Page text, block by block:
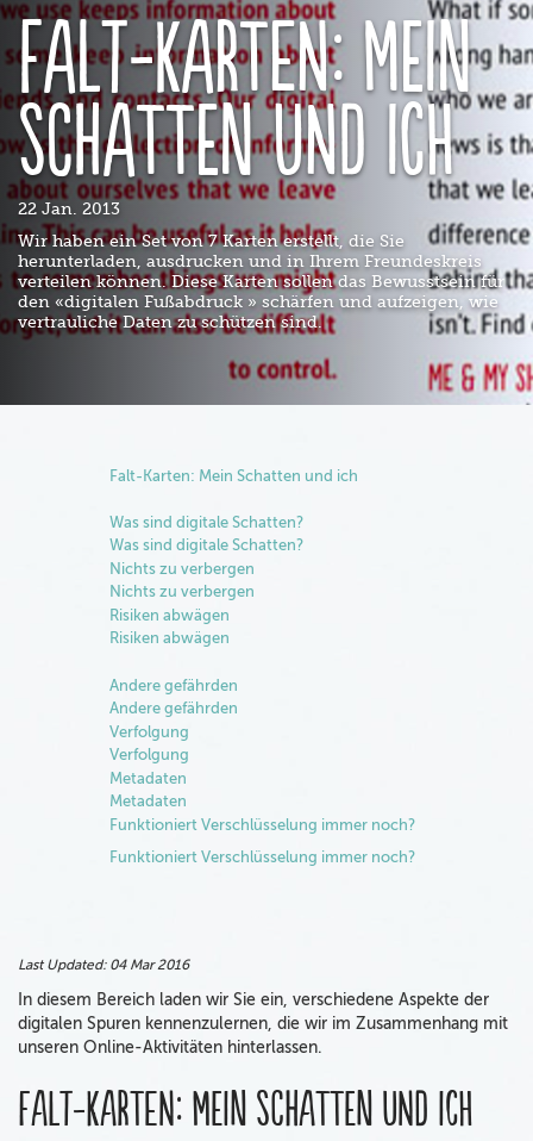
Falt-Karten: Mein
Schatten und ich
22 Jan. 2013
Wir haben ein Set von 7 Karten erstellt, die Sie
herunterladen, ausdrucken und in Ihrem Freundeskreis
verteilen können. Diese Karten sollen das Bewusstsein für
den «digitalen Fußabdruck » schärfen und aufzeigen, wie
vertrauliche Daten zu schützen sind.
Falt-Karten: Mein Schatten und ich
Was sind digitale Schatten?
Was sind digitale Schatten?
Nichts zu verbergen
Nichts zu verbergen
Risiken abwägen
Risiken abwägen
Andere gefährden
Andere gefährden
Verfolgung
Verfolgung
Metadaten
Metadaten
Funktioniert Verschlüsselung immer noch?
Funktioniert Verschlüsselung immer noch?
Last Updated: 04 Mar 2016
In diesem Bereich laden wir Sie ein, verschiedene Aspekte der
digitalen Spuren kennenzulernen, die wir im Zusammenhang mit
unseren Online-Aktivitäten hinterlassen.
Falt-Karten: Mein Schatten und ich